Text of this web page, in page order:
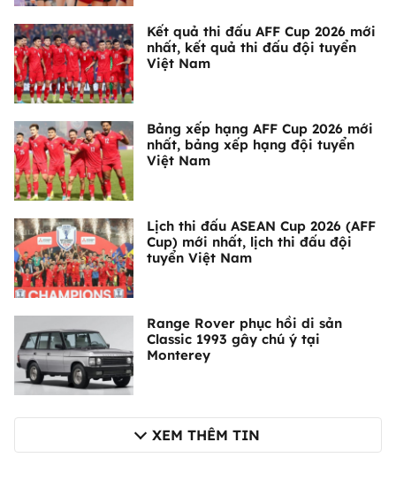
Kết quả thi đấu AFF Cup 2026 mới
nhất, kết quả thi đấu đội tuyển
Việt Nam
Bảng xếp hạng AFF Cup 2026 mới
nhất, bảng xếp hạng đội tuyển
Việt Nam
Lịch thi đấu ASEAN Cup 2026 (AFF
Cup) mới nhất, lịch thi đấu đội
tuyển Việt Nam
Range Rover phục hồi di sản
Classic 1993 gây chú ý tại
Monterey
XEM THÊM TIN